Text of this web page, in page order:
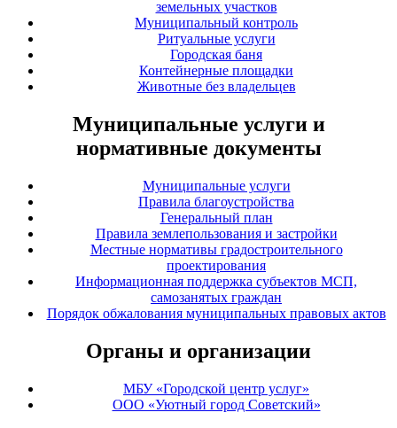
земельных участков
Муниципальный контроль
Ритуальные услуги
Городская баня
Контейнерные площадки
Животные без владельцев
Муниципальные услуги и
нормативные документы
Муниципальные услуги
Правила благоустройства
Генеральный план
Правила землепользования и застройки
Местные нормативы градостроительного
проектирования
Информационная поддержка субъектов МСП,
самозанятых граждан
Порядок обжалования муниципальных правовых актов
Органы и организации
МБУ «Городской центр услуг»
ООО «Уютный город Советский»